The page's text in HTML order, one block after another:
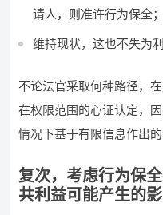
请人，则准许行为保全
维持现状，这也不失为
不论法官采取何种路径，
在权限范围的心证认定，
情况下基于有限信息作出的
复次，考虑行为保
共利益可能产生的